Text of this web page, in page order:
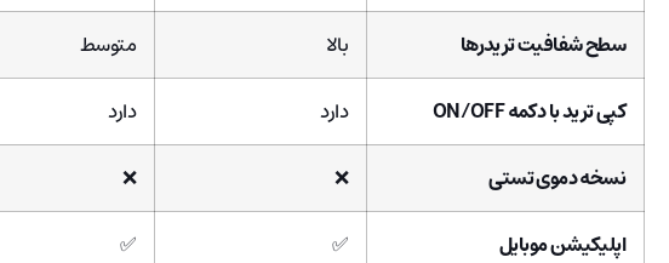
سطح شفافیت تریدرها
بالا متوسط
کپی ترید با دکمه ON/OFF
دارد دارد
نسخه دموی تستی
❌
❌
اپلیکیشن موبایل
✅
✅